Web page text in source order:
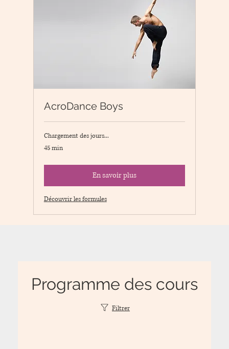
AcroDance Boys
Chargement des jours...
45 min
En savoir plus
Découvrir les formules
Programme des cours
Filtrer